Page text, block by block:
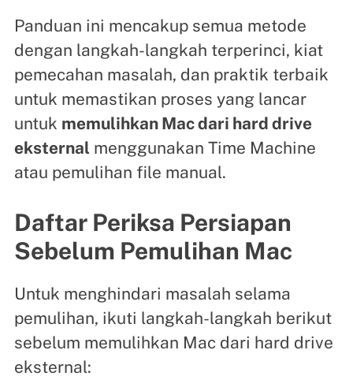
Panduan ini mencakup semua metode
dengan langkah-langkah terperinci, kiat
pemecahan masalah, dan praktik terbaik
untuk memastikan proses yang lancar
untuk memulihkan Mac dari hard drive
eksternal menggunakan Time Machine
atau pemulihan file manual.
Daftar Periksa Persiapan
Sebelum Pemulihan Mac
Untuk menghindari masalah selama
pemulihan, ikuti langkah-langkah berikut
sebelum memulihkan Mac dari hard drive
eksternal: